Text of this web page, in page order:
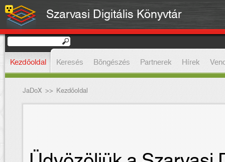
Szarvasi Digitális Könyvtár
Kezdőoldal Keresés Böngészés Partnerek Hírek
JaDoX >> Kezdőoldal